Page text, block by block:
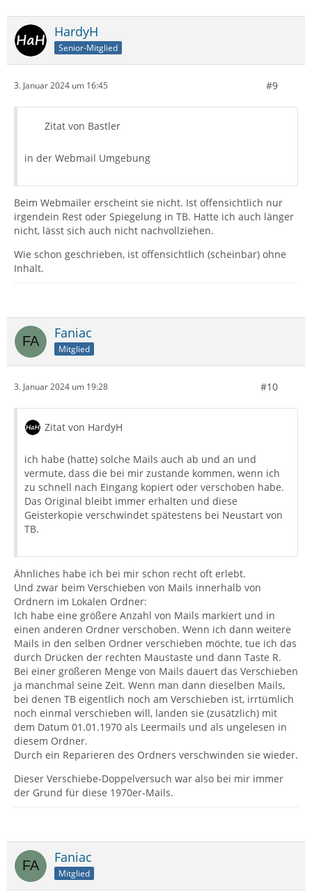
HardyH
Senior-Mitglied
3. Januar 2024 um 16:45 #9
Zitat von Bastler
in der Webmail Umgebung
Beim Webmailer erscheint sie nicht. Ist offensichtlich nur
irgendein Rest oder Spiegelung in TB. Hatte ich auch länger
nicht, lässt sich auch nicht nachvollziehen.
Wie schon geschrieben, ist offensichtlich (scheinbar) ohne
Inhalt.
Faniac
Mitglied
3. Januar 2024 um 19:28 #10
Zitat von HardyH
ich habe (hatte) solche Mails auch ab und an und
vermute, dass die bei mir zustande kommen, wenn ich
zu schnell nach Eingang kopiert oder verschoben habe.
Das Original bleibt immer erhalten und diese
Geisterkopie verschwindet spätestens bei Neustart von
TB.
Ähnliches habe ich bei mir schon recht oft erlebt.
Und zwar beim Verschieben von Mails innerhalb von
Ordnern im Lokalen Ordner:
Ich habe eine größere Anzahl von Mails markiert und in
einen anderen Ordner verschoben. Wenn ich dann weitere
Mails in den selben Ordner verschieben möchte, tue ich das
durch Drücken der rechten Maustaste und dann Taste R.
Bei einer größeren Menge von Mails dauert das Verschieben
ja manchmal seine Zeit. Wenn man dann dieselben Mails,
bei denen TB eigentlich noch am Verschieben ist, irrtümlich
noch einmal verschieben will, landen sie (zusätzlich) mit
dem Datum 01.01.1970 als Leermails und als ungelesen in
diesem Ordner.
Durch ein Reparieren des Ordners verschwinden sie wieder.
Dieser Verschiebe-Doppelversuch war also bei mir immer
der Grund für diese 1970er-Mails.
Faniac
Mitglied